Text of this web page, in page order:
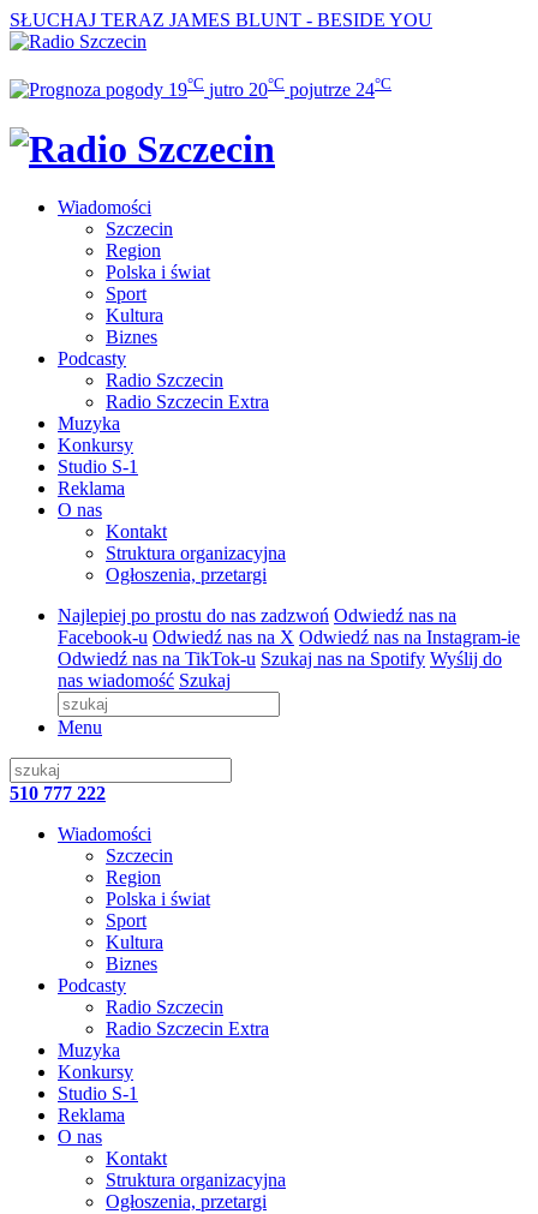
SŁUCHAJ TERAZ JAMES BLUNT - BESIDE YOU
19°C jutro 20°C pojutrze 24°C
Wiadomości
Szczecin
Region
Polska i świat
Sport
Kultura
Biznes
Podcasty
Radio Szczecin
Radio Szczecin Extra
Muzyka
Konkursy
Studio S-1
Reklama
O nas
Kontakt
Struktura organizacyjna
Ogłoszenia, przetargi
Najlepiej po prostu do nas zadzwoń Odwiedź nas na
Facebook-u Odwiedź nas na X Odwiedź nas na Instagram-ie
Odwiedź nas na TikTok-u Szukaj nas na Spotify Wyślij do
nas wiadomość Szukaj
Menu
510 777 222
Wiadomości
Szczecin
Region
Polska i świat
Sport
Kultura
Biznes
Podcasty
Radio Szczecin
Radio Szczecin Extra
Muzyka
Konkursy
Studio S-1
Reklama
O nas
Kontakt
Struktura organizacyjna
Ogłoszenia, przetargi